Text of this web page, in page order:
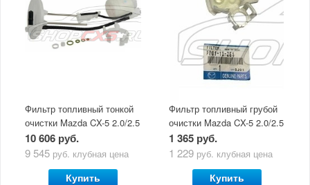
Фильтр топливный тонкой
очистки Mazda CX-5 2.0/2.5
(2011-по н.в) 4WD
10 606 руб.
9 545 руб. клубная цена
Купить
Фильтр топливный грубой
очистки Mazda CX-5 2.0/2.5
(2011-по н.в)
1 365 руб.
1 229 руб. клубная цена
Купить